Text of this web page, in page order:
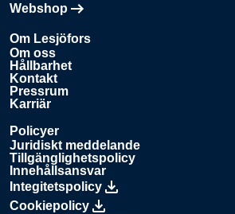
Webshop
Öppnas i en ny flik
Om Lesjöfors
Om oss
Hållbarhet
Kontakt
Pressrum
Karriär
Policyer
Juridiskt meddelande
Tillgänglighetspolicy
Innehållsansvar
Integitetspolicy
Cookiepolicy